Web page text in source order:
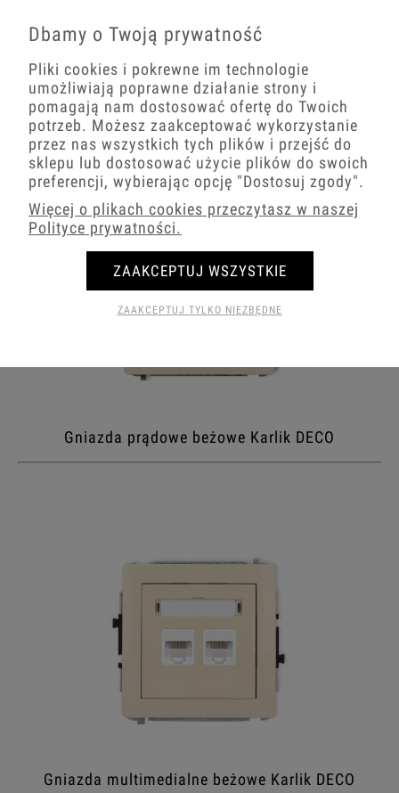
Włączniki Amerykańskie beżowe Karlik DECO
Gniazda prądowe beżowe Karlik DECO
Gniazda multimedialne beżowe Karlik DECO
Dbamy o Twoją prywatność
Pliki cookies i pokrewne im technologie
umożliwiają poprawne działanie strony i
pomagają nam dostosować ofertę do Twoich
potrzeb. Możesz zaakceptować wykorzystanie
przez nas wszystkich tych plików i przejść do
sklepu lub dostosować użycie plików do swoich
preferencji, wybierając opcję "Dostosuj zgody".
Więcej o plikach cookies przeczytasz w naszej
Polityce prywatności.
ZAAKCEPTUJ TYLKO NIEZBĘDNE
ZAAKCEPTUJ WSZYSTKIE